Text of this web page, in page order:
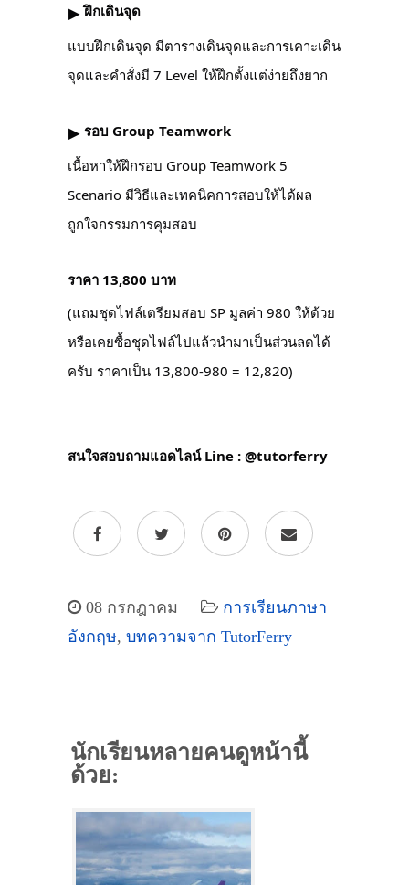
▶︎ฝึกเดินจุด
แบบฝึกเดินจุด มีตารางเดินจุดและการเคาะเดิน
จุดและคำสั่งมี 7 Level ให้ฝึกตั้งแต่ง่ายถึงยาก
▶︎ รอบ Group Teamwork
เนื้อหาให้ฝึกรอบ Group Teamwork 5
Scenario มีวิธีและเทคนิคการสอบให้ได้ผล
ถูกใจกรรมการคุมสอบ
ราคา 13,800 บาท
(แถมชุดไฟล์เตรียมสอบ SP มูลค่า 980 ให้ด้วย
หรือเคยซื้อชุดไฟล์ไปแล้วนำมาเป็นส่วนลดได้
ครับ ราคาเป็น 13,800-980 = 12,820)
สนใจสอบถามแอดไลน์ Line : @tutorferry
08 กรกฎาคม
การเรียนภาษา
อังกฤษ, บทความจาก TutorFerry
นักเรียนหลายคนดูหน้านี้
ด้วย: